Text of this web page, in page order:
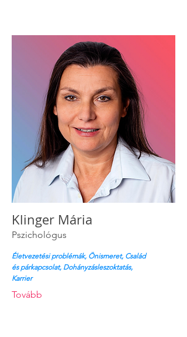
Klinger Mária
Pszichológus
Életvezetési problémák, Önismeret, Család
és párkapcsolat, Dohányzásleszoktatás,
Karrier
Tovább